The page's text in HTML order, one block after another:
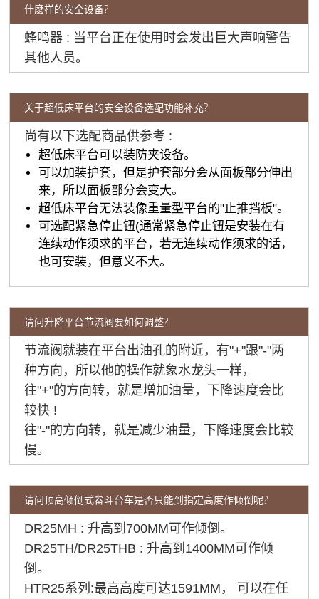
什麽样的安全设备?
蜂鸣器 : 当平台正在使用时会发出巨大声响警告
其他人员。
关于超低床平台的安全设备选配功能补充?
尚有以下选配商品供参考 :
超低床平台可以装防夹设备。
可以加装护套，但是护套部分会从面板部分伸出
来，所以面板部分会变大。
超低床平台无法装像重量型平台的"止推挡板"。
可选配紧急停止钮(通常紧急停止钮是安装在有
连续动作须求的平台，若无连续动作须求的话，
也可安装，但意义不大。
请问升降平台节流阀要如何调整?
节流阀就装在平台出油孔的附近，有"+"跟"-"两
种方向，所以他的操作就象水龙头一样，
往"+"的方向转，就是增加油量，下降速度会比
较快 !
往"-"的方向转，就是减少油量，下降速度会比较
慢。
请问顶高倾倒式畚斗台车是否只能到指定高度作倾倒呢?
DR25MH : 升高到700MM可作倾倒。
DR25TH/DR25THB : 升高到1400MM可作倾
倒。
HTR25系列:最高高度可达1591MM， 可以在任